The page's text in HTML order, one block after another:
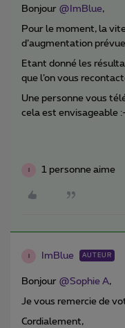
Bonjour @ImBlue,
Pour le moment, la
d’augmentation
Etant donné les
que l’on vous
Une personne vous
cela est envisageable
1 personne aime
ImBlue AUTEUR
Bonjour @Sophie A,
Je vous remercie de
Cordialement,